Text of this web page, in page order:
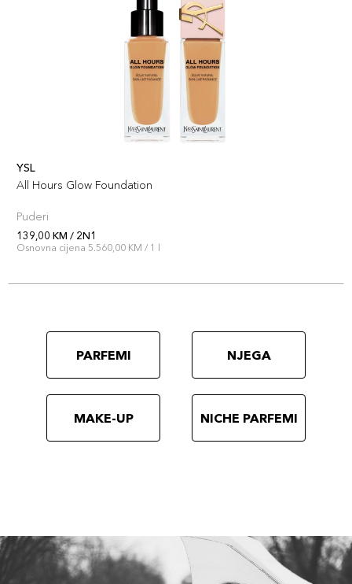
YSL
All Hours Glow Foundation
Puderi
139,00 KM / 2N1
Osnovna cijena 5.560,00 KM / 1 l
PARFEMI NJEGA
MAKE-UP NICHE PARFEMI